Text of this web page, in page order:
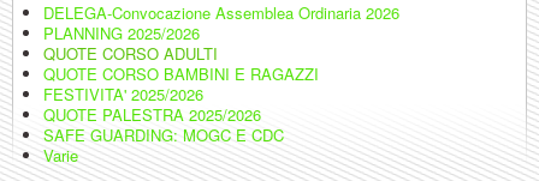
DELEGA-Convocazione Assemblea Ordinaria 2026
PLANNING 2025/2026
QUOTE CORSO ADULTI
QUOTE CORSO BAMBINI E RAGAZZI
FESTIVITA' 2025/2026
QUOTE PALESTRA 2025/2026
SAFE GUARDING: MOGC E CDC
Varie